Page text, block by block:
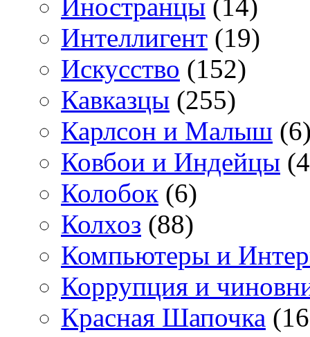
Иностранцы (14)
Интеллигент (19)
Искусство (152)
Кавказцы (255)
Карлсон и Малыш
Ковбои и Индейцы
Колобок (6)
Колхоз (88)
Компьютеры и
Коррупция и
Красная Шапочка